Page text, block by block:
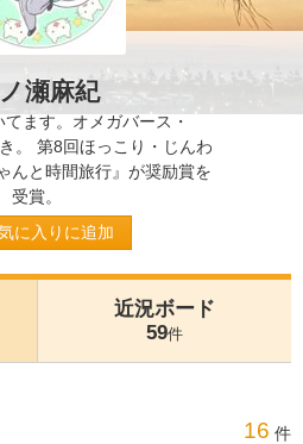
瀬麻紀
ます。オメガバース・
。 第8回ほっこり・じんわ
んと時間旅行』が奨励賞を
受賞。
に入りに追加
近況ボード
59件
16 件